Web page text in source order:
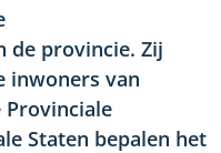
de provincie. Zij
inwoners van
Provinciale
Staten bepalen het